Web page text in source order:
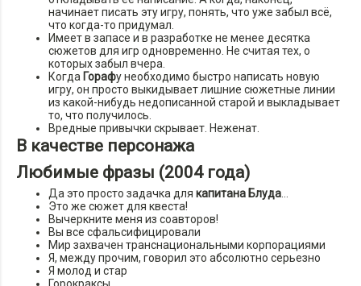
начинает писать эту игру, понять, что уже забыл всё,
что когда-то придумал.
Имеет в запасе и в разработке не менее десятка
сюжетов для игр одновременно. Не считая тех, о
которых забыл вчера.
Когда Горафу необходимо быстро написать новую
игру, он просто выкидывает лишние сюжетные линии
из какой-нибудь недописанной старой и выкладывает
то, что получилось.
Вредные привычки скрывает. Неженат.
В качестве персонажа
Любимые фразы (2004 года)
Да это просто задачка для капитана Блуда
Это же сюжет для квеста!
Вычеркните меня из соавторов!
Вы все сфальсифицировали
Мир захвачен транснациональными корпорациями
Я, между прочим, говорил это абсолютно серьезно
Я молод и стар
Горокраксы